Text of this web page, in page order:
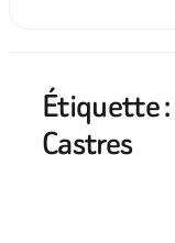
Étiquette :
Castres